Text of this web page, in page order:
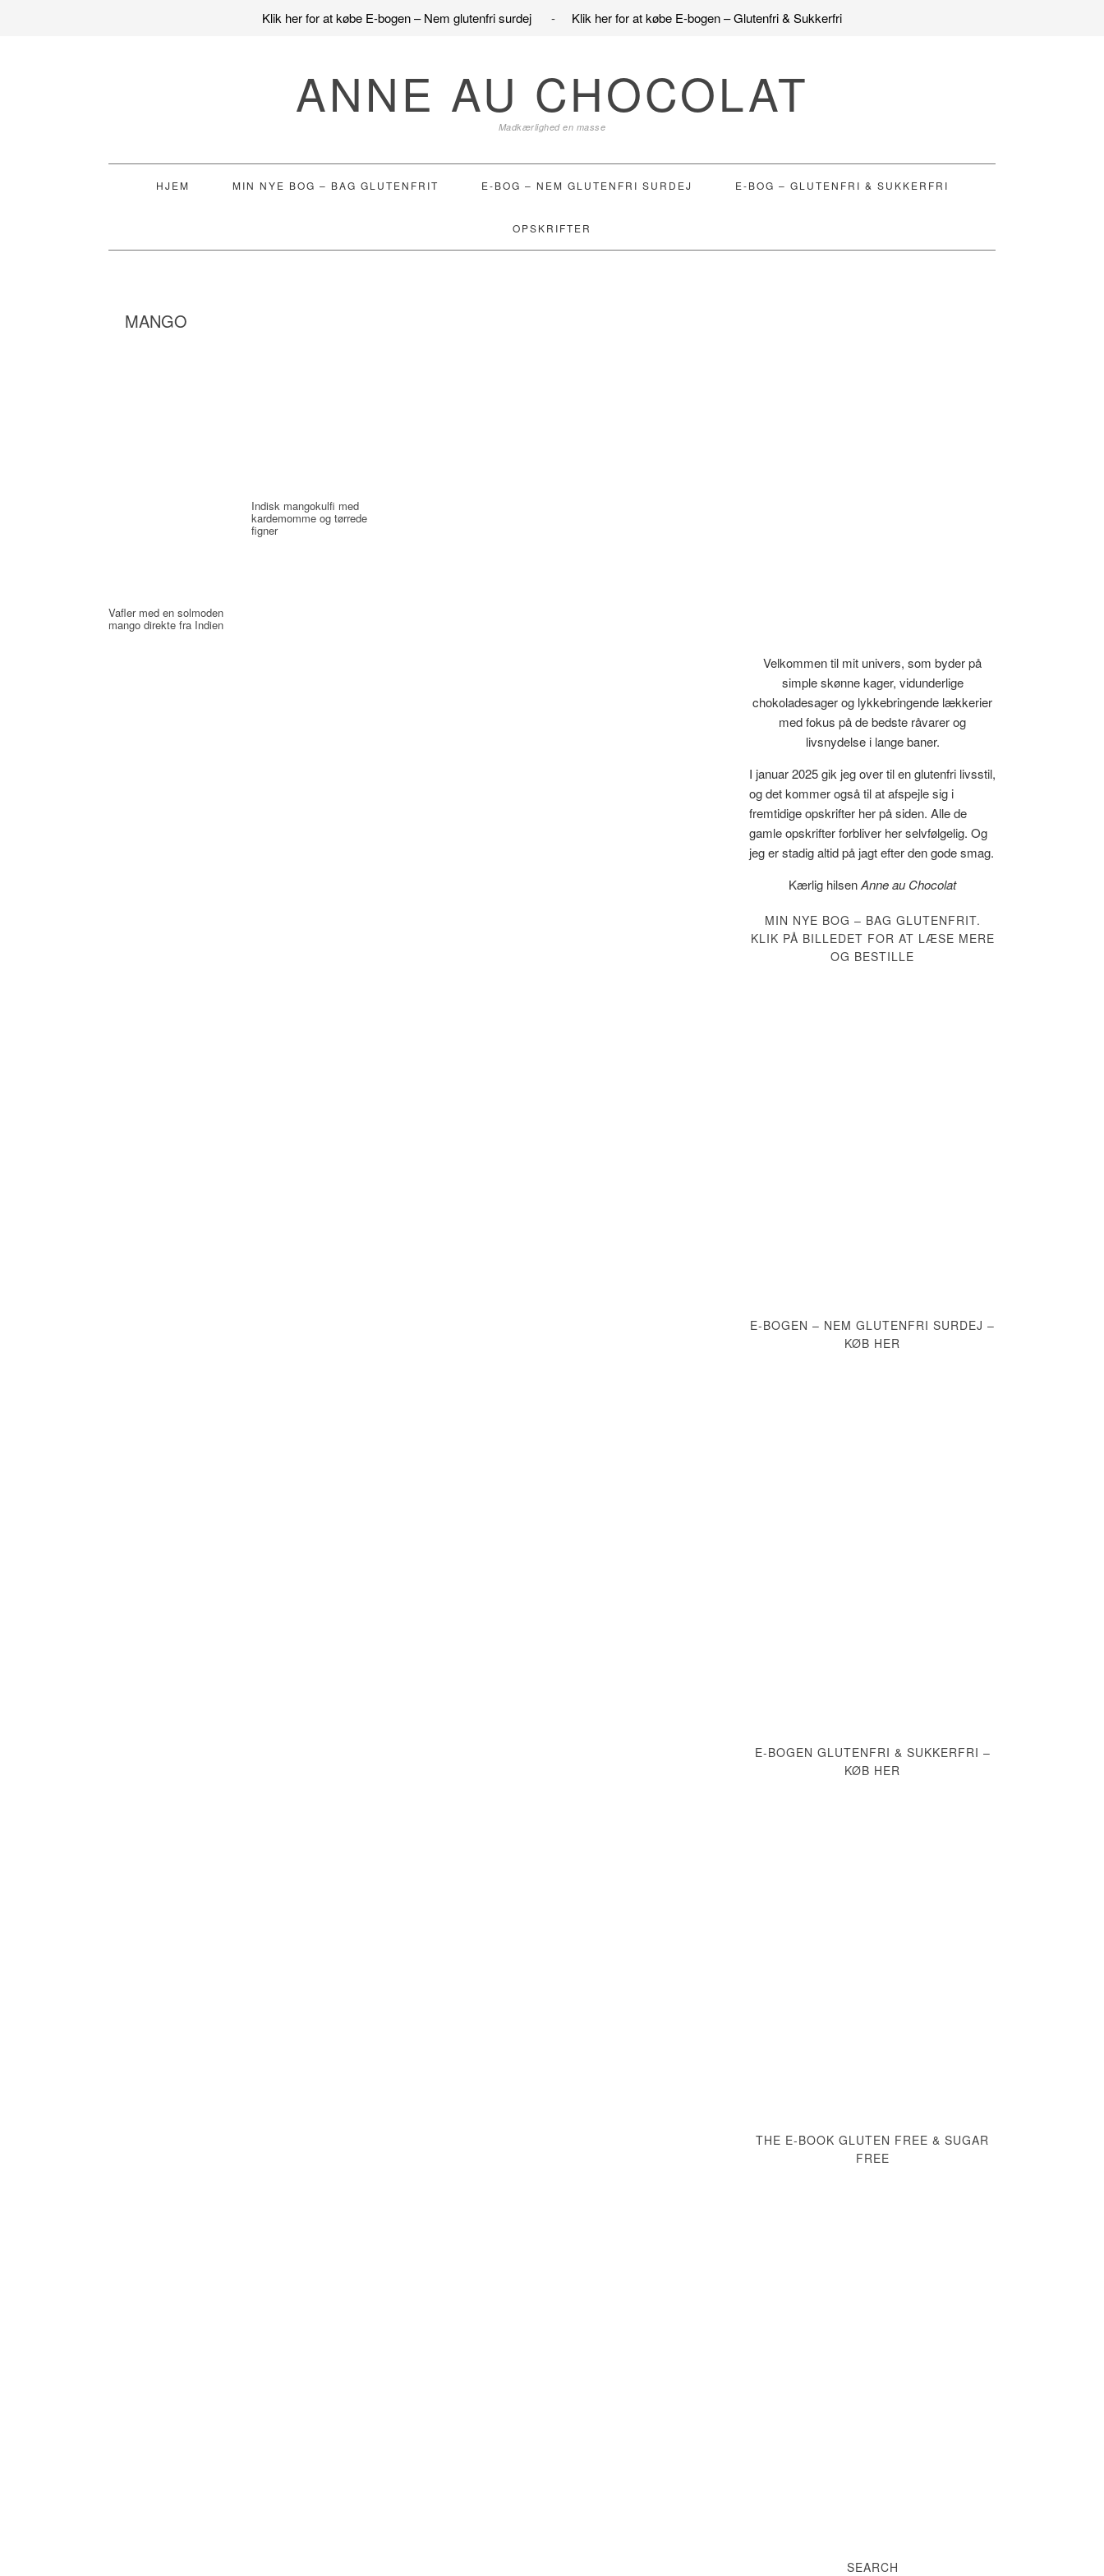
Klik her for at købe E-bogen – Nem glutenfri surdej - Klik her for at købe E-bogen – Glutenfri & Sukkerfri
ANNE AU CHOCOLAT
Madkærlighed en masse
HJEM MIN NYE BOG – BAG GLUTENFRIT E-BOG – NEM GLUTENFRI SURDEJ E-BOG – GLUTENFRI & SUKKERFRI
OPSKRIFTER
MANGO
Vafler med en solmoden
mango direkte fra Indien
Indisk mangokulfi med
kardemomme og tørrede
figner
Velkommen til mit univers, som byder på
simple skønne kager, vidunderlige
chokoladesager og lykkebringende lækkerier
med fokus på de bedste råvarer og
livsnydelse i lange baner.
I januar 2025 gik jeg over til en glutenfri livsstil,
og det kommer også til at afspejle sig i
fremtidige opskrifter her på siden. Alle de
gamle opskrifter forbliver her selvfølgelig. Og
jeg er stadig altid på jagt efter den gode smag.
Kærlig hilsenAnne au Chocolat
MIN NYE BOG – BAG GLUTENFRIT.
KLIK PÅ BILLEDET FOR AT LÆSE MERE
OG BESTILLE
E-BOGEN – NEM GLUTENFRI SURDEJ –
KØB HER
E-BOGEN GLUTENFRI & SUKKERFRI –
KØB HER
THE E-BOOK GLUTEN FREE & SUGAR
FREE
SEARCH